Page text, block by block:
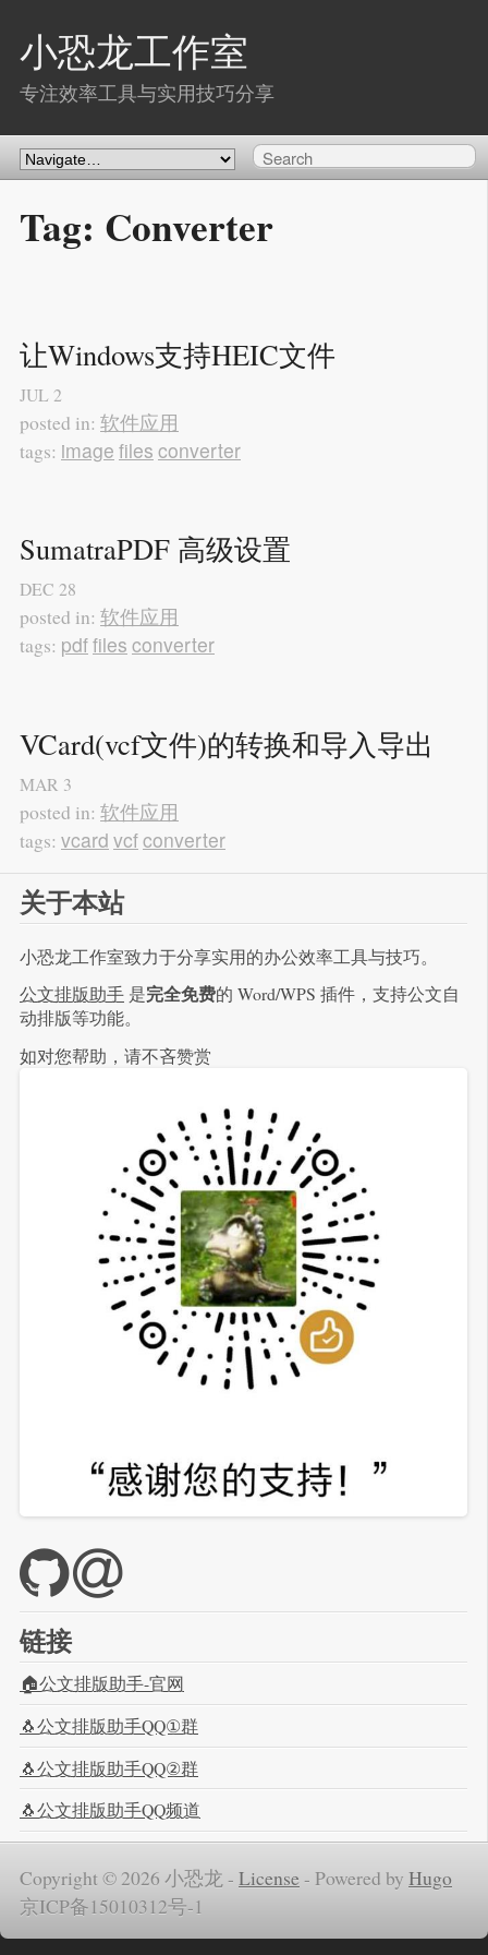
小恐龙工作室
专注效率工具与实用技巧分享
Tag: Converter
让Windows支持HEIC文件
JUL 2
posted in: 软件应用
tags: image files converter
SumatraPDF 高级设置
DEC 28
posted in: 软件应用
tags: pdffiles converter
VCard(vcf文件)的转换和导入导出
MAR 3
posted in: 软件应用
tags: vcard vcfconverter
关于本站
小恐龙工作室致力于分享实用的办公效率工具与技巧。
公文排版助手 是完全免费的 Word/WPS 插件，支持公文自
动排版等功能。
如对您帮助，请不吝赞赏
链接
🏠公文排版助手-官网
🐧公文排版助手QQ①群
🐧公文排版助手QQ②群
🐧公文排版助手QQ频道
Copyright © 2026 小恐龙 - License- Powered by Hugo
京ICP备15010312号-1